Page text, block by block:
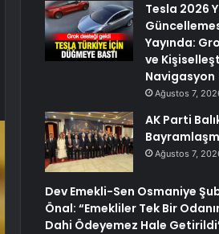
Tesla 2026
Yayında:
ve
Navigasyon
Ağustos 7,
AK Parti
Ağustos 7,
Dev Emekli-Sen Osmaniye
Önal: “Emekliler Tek Bir
Dahi Ödeyemez Hale